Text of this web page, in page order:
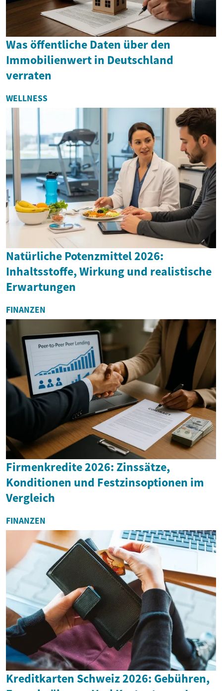
Was öffentliche Daten über den
Immobilienwert in Deutschland
verraten
WELLNESS
Natürliche Potenzmittel 2026:
Inhaltsstoffe, Wirkung und realistische
Erwartungen
FINANZEN
Firmenkredite 2026: Zinssätze,
Konditionen und Festzinsoptionen im
Vergleich
FINANZEN
Kreditkarten Schweiz 2026: Gebühren,